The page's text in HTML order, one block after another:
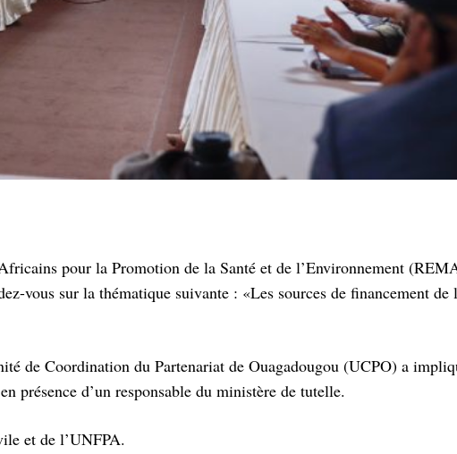
pour la Promotion de la Santé et de l’Environnement
vous sur la thématique suivante : «Les sources de financement de
de Coordination du Partenariat de Ouagadougou (UCPO) a
présence d’un responsable du ministère de tutelle.
et de l’UNFPA.